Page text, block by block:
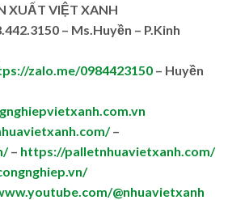
XUẤT VIỆT XANH
– Ms.Huyền – P.Kinh
zalo.me/0984423150 – Huyền
–
– https://palletnhuavietxanh.com/
@nhuavietxanh